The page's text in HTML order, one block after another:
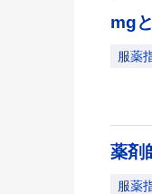
mg
服薬
薬剤
服薬